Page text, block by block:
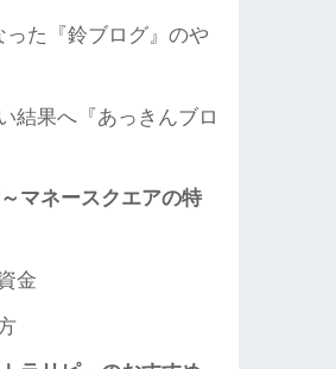
た『鈴ブログ』のや
結果へ『あっきんブロ
マネースクエアの特
金